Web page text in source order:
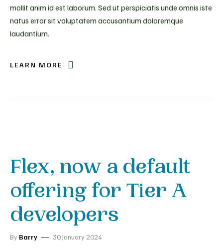
mollit anim id est laborum. Sed ut perspiciatis unde omnis iste
natus error sit voluptatem accusantium doloremque
laudantium.
LEARN MORE
Flex, now a default
offering for Tier A
developers
By Barry 30 January 2024